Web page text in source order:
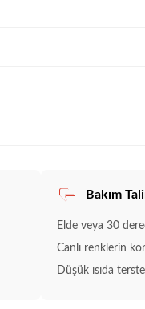
Bakım
Elde veya 30
Canlı renklerin
Düşük ısıda